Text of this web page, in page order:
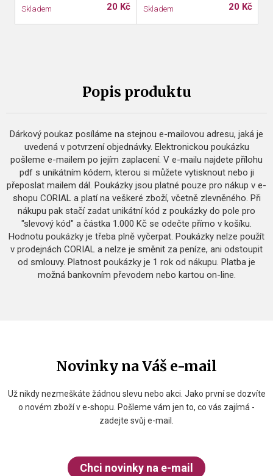
Skladem 20 Kč Skladem 20 Kč
Popis produktu
Dárkový poukaz posíláme na stejnou e-mailovou adresu, jaká je
uvedená v potvrzení objednávky. Elektronickou poukázku
pošleme e-mailem po jejím zaplacení. V e-mailu najdete přílohu
pdf s unikátním kódem, kterou si můžete vytisknout nebo ji
přeposlat mailem dál. Poukázky jsou platné pouze pro nákup v e-
shopu CORIAL a platí na veškeré zboží, včetně zlevněného. Při
nákupu pak stačí zadat unikátní kód z poukázky do pole pro
"slevový kód" a částka 1.000 Kč se odečte přímo v košíku.
Hodnotu poukázky je třeba plně vyčerpat. Poukázky nelze použít
v prodejnách CORIAL a nelze je směnit za peníze, ani odstoupit
od smlouvy. Platnost poukázky je 1 rok od nákupu. Platba je
možná bankovním převodem nebo kartou on-line.
Novinky na Váš e-mail
Už nikdy nezmeškáte žádnou slevu nebo akci. Jako první se dozvíte
o novém zboží v e-shopu. Pošleme vám jen to, co vás zajímá -
zadejte svůj e-mail.
Chci novinky na e-mail